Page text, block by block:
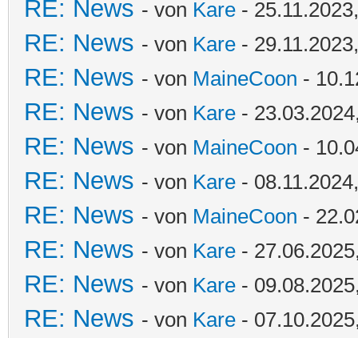
RE: News - von Kare -
RE: News - von Kare -
RE: News - von MaineCoon -
RE: News - von Kare -
RE: News - von MaineCoon -
RE: News - von Kare -
RE: News - von MaineCoon -
RE: News - von Kare -
RE: News - von Kare -
RE: News - von Kare -